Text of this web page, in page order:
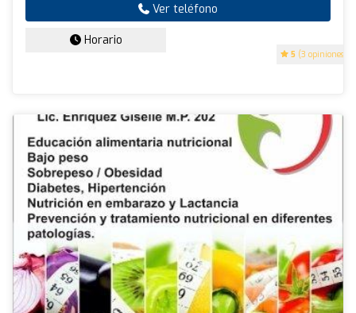
5 (3 opiniones)
Ver teléfono
Horario